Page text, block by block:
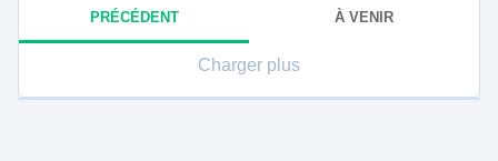
PRÉCÉDENT À VENIR
Charger plus